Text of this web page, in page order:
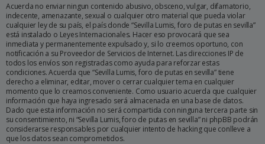
Acuerda no enviar ningun contenido abusivo, obsceno, vulgar, difamatorio,
indecente, amenazante, sexual o cualquier otro material que pueda violar
cualquier ley de su país, el país donde “Sevilla Lumis, foro de putas en sevilla”
está instalado o Leyes Internacionales. Hacer eso provocará que sea
inmediata y permanentemente expulsado y, si lo creemos oportuno, con
notificación a su Proveedor de Servicios de Internet. Las direcciones IP de
todos los envíos son registradas como ayuda para reforzar estas
condiciones. Acuerda que “Sevilla Lumis, foro de putas en sevilla” tiene
derecho a eliminar, editar, mover o cerrar cualquier tema en cualquier
momento que lo creamos conveniente. Como usuario acuerda que cualquier
información que haya ingresado será almacenada en una base de datos.
Dado que esta información no será compartida con ninguna tercera parte sin
su consentimiento, ni “Sevilla Lumis, foro de putas en sevilla” ni phpBB podrán
considerarse responsables por cualquier intento de hacking que conlleve a
que los datos sean comprometidos.